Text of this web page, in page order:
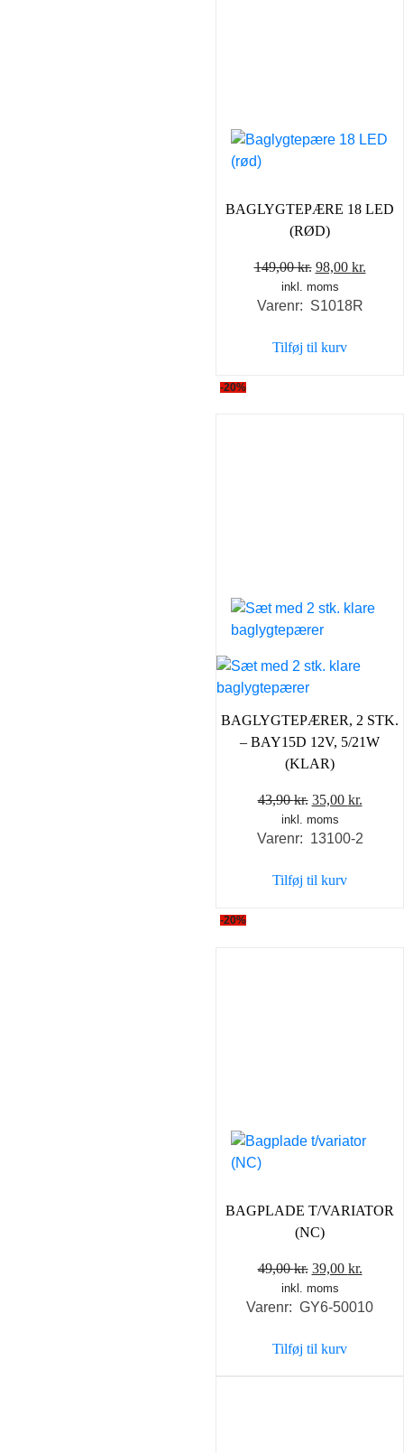
BAGLYGTEPÆRE 18 LED
(RØD)
149,00kr. Den
oprindelige
pris
149,00 kr..
98,00 kr.
inkl. moms
Varenr: S1018R
Tilføj til kurv
-20%
BAGLYGTEPÆRER, 2 STK.
– BAY15D 12V, 5/21W
(KLAR)
43,90kr. Den
oprindelige
pris
43,90 kr..
35,00 kr.Den
pris
inkl. moms
Varenr: 13100-2
Tilføj til kurv
-20%
BAGPLADE T/VARIATOR
(NC)
49,00kr. Den
oprindelige
pris
49,00 kr..
39,00 kr.
pris
inkl. moms
Varenr: GY6-50010
Tilføj til kurv